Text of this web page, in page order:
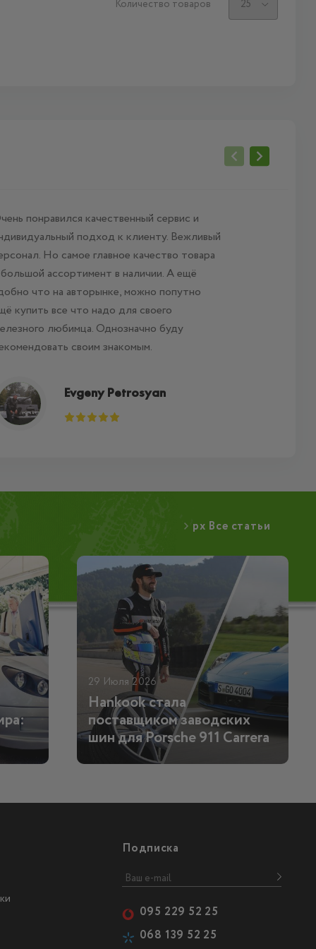
Количество товаров
понравился качественный сервис и
подход к клиенту. Вежливый
Но самое главное качество товара
ассортимент в наличии. А ещё
что на авторынке, можно попутно
купить все что надо для своего
любимца. Однозначно буду
своим знакомым.
Evgeny Petrosyan
px Все статьи
29 Июля 2026
Hankook стала
поставщиком заводских
шин для Porsche 911 Carrera
Подписка
095 229 52 25
068 139 52 25